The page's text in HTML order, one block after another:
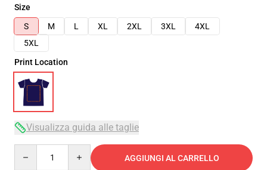
Size
S
M L XL 2XL 3XL
4XL
5XL
Print Location
Visualizza guida alle taglie
AGGIUNGI AL CARRELLO